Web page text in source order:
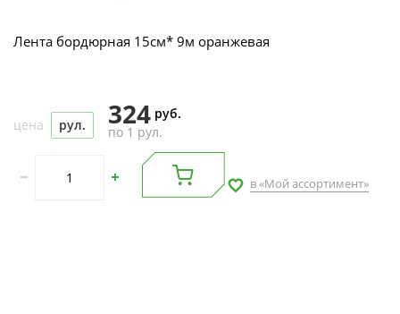
Лента бордюрная 15см* 9м оранжевая
цена рул. 324 руб.
по 1 рул.
в «Мой ассортимент»